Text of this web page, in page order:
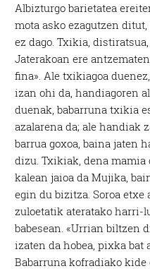
Albizturgo barietatea
mota asko ezagutzen
ez dago. Txikia,
Jaterakoan ere
fina». Ale txikiagoa
izan ohi da, handiagoren
duenak, babarruna txikia
azalarena da; ale handiak
barrua goxoa, baina jaten
dizu. Txikiak, dena mamia
kalean jaioa da Mujika,
egin du bizitza. Soroa etxe
zuloetatik ateratako harri-
babesean. «Urrian biltzen
izaten da hobea, pixka bat
Babarruna kofradiako kide